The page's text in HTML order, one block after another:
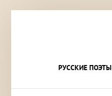
РУССКИЕ ПОЭТЫ